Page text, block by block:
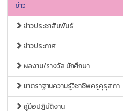
ข่าว
ข่าวประชาสัมพันธ์
ข่าวประกาศ
ผลงาน/รางวัล นักศึกษา
มาตราฐานความรู้วิชาชีพครูคุรุสภา
คู่มือปฏิบัติงาน